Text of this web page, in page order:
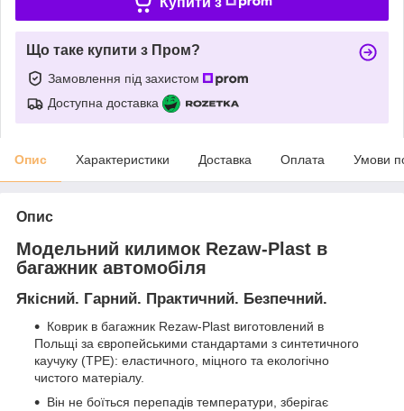
Що таке купити з Пром?
Замовлення під захистом
Доступна доставка
Опис Характеристики Доставка Оплата Умови
Опис
Модельний килимок Rezaw-Plast в
багажник автомобіля
Якісний. Гарний. Практичний. Безпечний.
Коврик в багажник Rezaw-Plast виготовлений в
Польщі за європейськими стандартами з синтетичного
каучуку (ТРЕ): еластичного, міцного та екологічно
чистого матеріалу.
Він не боїться перепадів температури, зберігає